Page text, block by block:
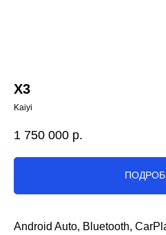
X3
Kaiyi
1 750 000 р.
Android Auto, Bluetooth,